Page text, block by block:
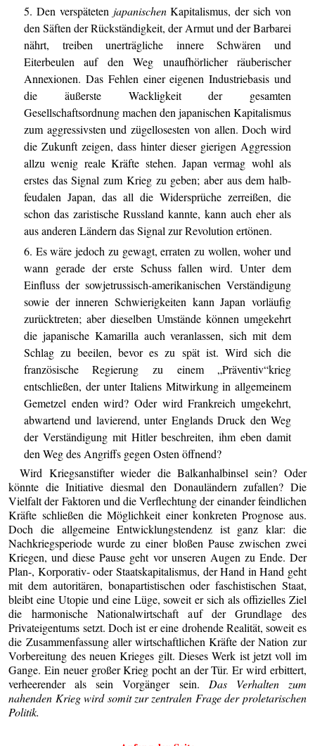
5. Den verspäteten japanischenKapitalismus, der sich von
den Säften der Rückständigkeit, der Armut und der Barbarei
nährt, treiben unerträgliche innere Schwären und
Eiterbeulen auf den Weg unaufhörlicher räuberischer
Annexionen. Das Fehlen einer eigenen Industriebasis und
die äußerste Wackligkeit der gesamten
Gesellschaftsordnung machen den japanischen Kapitalismus
zum aggressivsten und zügellosesten von allen. Doch wird
die Zukunft zeigen, dass hinter dieser gierigen Aggression
allzu wenig reale Kräfte stehen. Japan vermag wohl als
erstes das Signal zum Krieg zu geben; aber aus dem halb-
feudalen Japan, das all die Widersprüche zerreißen, die
schon das zaristische Russland kannte, kann auch eher als
aus anderen Ländern das Signal zur Revolution ertönen.
6. Es wäre jedoch zu gewagt, erraten zu wollen, woher und
wann gerade der erste Schuss fallen wird. Unter dem
Einfluss der sowjetrussisch-amerikanischen Verständigung
sowie der inneren Schwierigkeiten kann Japan vorläufig
zurücktreten; aber dieselben Umstände können umgekehrt
die japanische Kamarilla auch veranlassen, sich mit dem
Schlag zu beeilen, bevor es zu spät ist. Wird sich die
französische Regierung zu einem „Präventiv“krieg
entschließen, der unter Italiens Mitwirkung in allgemeinem
Gemetzel enden wird? Oder wird Frankreich umgekehrt,
abwartend und lavierend, unter Englands Druck den Weg
der Verständigung mit Hitler beschreiten, ihm eben damit
den Weg des Angriffs gegen Osten öffnend?
Wird Kriegsanstifter wieder die Balkanhalbinsel sein? Oder
könnte die Initiative diesmal den Donauländern zufallen? Die
Vielfalt der Faktoren und die Verflechtung der einander feindlichen
Kräfte schließen die Möglichkeit einer konkreten Prognose aus.
Doch die allgemeine Entwicklungstendenz ist ganz klar: die
Nachkriegsperiode wurde zu einer bloßen Pause zwischen zwei
Kriegen, und diese Pause geht vor unseren Augen zu Ende. Der
Plan-, Korporativ- oder Staatskapitalismus, der Hand in Hand geht
mit dem autoritären, bonapartistischen oder faschistischen Staat,
bleibt eine Utopie und eine Lüge, soweit er sich als offizielles Ziel
die harmonische Nationalwirtschaft auf der Grundlage des
Privateigentums setzt. Doch ist er eine drohende Realität, soweit es
die Zusammenfassung aller wirtschaftlichen Kräfte der Nation zur
Vorbereitung des neuen Krieges gilt. Dieses Werk ist jetzt voll im
Gange. Ein neuer großer Krieg pocht an der Tür. Er wird erbittert,
verheerender als sein Vorgänger sein. Das Verhalten zum
nahenden Krieg wird somit zur zentralen Frage der proletarischen
Politik.